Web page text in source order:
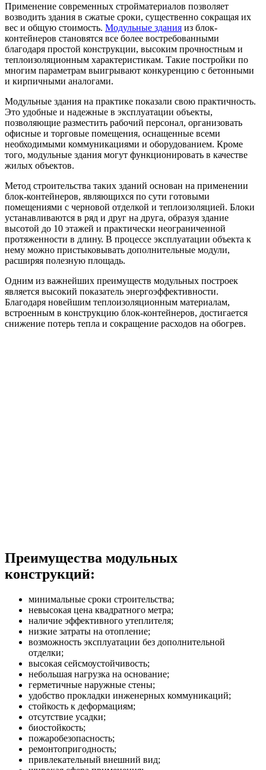
Применение современных стройматериалов позволяет
возводить здания в сжатые сроки, существенно сокращая их
вес и общую стоимость. Модульные здания из блок-
контейнеров становятся все более востребованными
благодаря простой конструкции, высоким прочностным и
теплоизоляционным характеристикам. Такие постройки по
многим параметрам выигрывают конкуренцию с бетонными
и кирпичными аналогами.
Модульные здания на практике показали свою практичность.
Это удобные и надежные в эксплуатации объекты,
позволяющие разместить рабочий персонал, организовать
офисные и торговые помещения, оснащенные всеми
необходимыми коммуникациями и оборудованием. Кроме
того, модульные здания могут функционировать в качестве
жилых объектов.
Метод строительства таких зданий основан на применении
блок-контейнеров, являющихся по сути готовыми
помещениями с черновой отделкой и теплоизоляцией. Блоки
устанавливаются в ряд и друг на друга, образуя здание
высотой до 10 этажей и практически неограниченной
протяженности в длину. В процессе эксплуатации объекта к
нему можно пристыковывать дополнительные модули,
расширяя полезную площадь.
Одним из важнейших преимуществ модульных построек
является высокий показатель энергоэффективности.
Благодаря новейшим теплоизоляционным материалам,
встроенным в конструкцию блок-контейнеров, достигается
снижение потерь тепла и сокращение расходов на обогрев.
Преимущества модульных
конструкций:
минимальные сроки строительства;
невысокая цена квадратного метра;
наличие эффективного утеплителя;
низкие затраты на отопление;
возможность эксплуатации без дополнительной
отделки;
высокая сейсмоустойчивость;
небольшая нагрузка на основание;
герметичные наружные стены;
удобство прокладки инженерных коммуникаций;
стойкость к деформациям;
отсутствие усадки;
биостойкость;
пожаробезопасность;
ремонтопригодность;
привлекательный внешний вид;